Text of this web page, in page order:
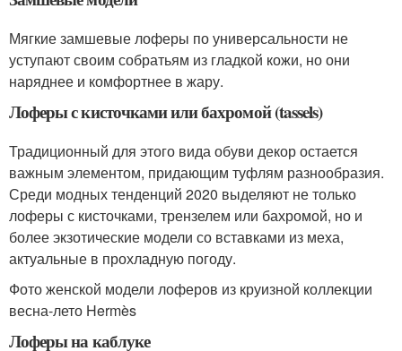
Мягкие замшевые лоферы по универсальности не
уступают своим собратьям из гладкой кожи, но они
наряднее и комфортнее в жару.
Лоферы с кисточками или бахромой (tassels)
Традиционный для этого вида обуви декор остается
важным элементом, придающим туфлям разнообразия.
Среди модных тенденций 2020 выделяют не только
лоферы с кисточками, трензелем или бахромой, но и
более экзотические модели со вставками из меха,
актуальные в прохладную погоду.
Фото женской модели лоферов из круизной коллекции
весна-лето Hermès
Лоферы на каблуке